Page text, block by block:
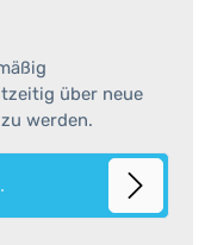
über neue
werden.